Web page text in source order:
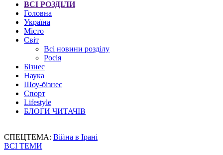
ВСІ РОЗДІЛИ
Головна
Україна
Місто
Світ
Всі новини розділу
Росія
Бізнес
Наука
Шоу-бізнес
Спорт
Lifestyle
БЛОГИ ЧИТАЧІВ
СПЕЦТЕМА: Війна в Ірані
ВСІ ТЕМИ